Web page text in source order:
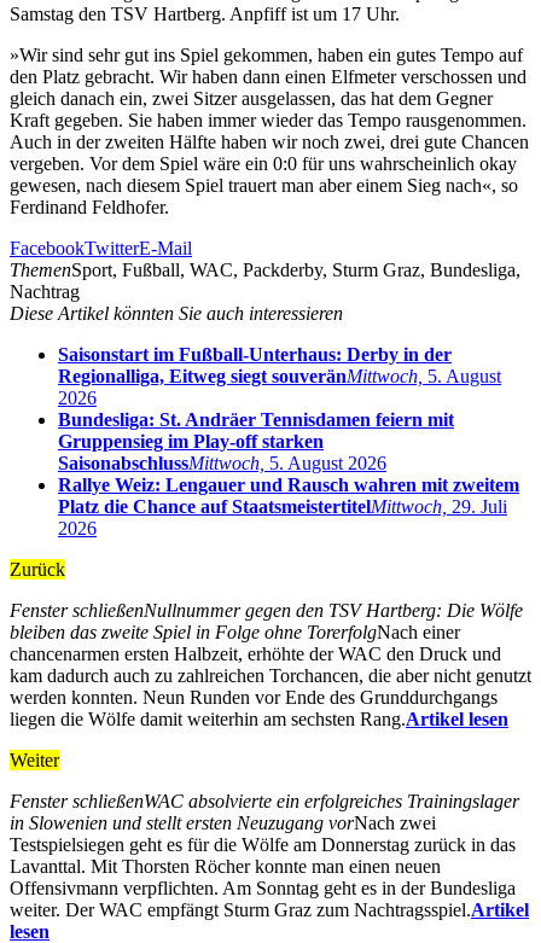
Samstag den TSV Hartberg. Anpfiff ist um 17 Uhr.
»Wir sind sehr gut ins Spiel gekommen, haben ein gutes Tempo auf
den Platz gebracht. Wir haben dann einen Elfmeter verschossen und
gleich danach ein, zwei Sitzer ausgelassen, das hat dem Gegner
Kraft gegeben. Sie haben immer wieder das Tempo rausgenommen.
Auch in der zweiten Hälfte haben wir noch zwei, drei gute Chancen
vergeben. Vor dem Spiel wäre ein 0:0 für uns wahrscheinlich okay
gewesen, nach diesem Spiel trauert man aber einem Sieg nach«, so
Ferdinand Feldhofer.
FacebookTwitterE-Mail
ThemenSport, Fußball, WAC, Packderby, Sturm Graz, Bundesliga,
Nachtrag
Diese Artikel könnten Sie auch interessieren
Saisonstart im Fußball-Unterhaus: Derby in der
Regionalliga, Eitweg siegt souveränMittwoch, 5. August
2026
Bundesliga: St. Andräer Tennisdamen feiern mit
Gruppensieg im Play-off starken
SaisonabschlussMittwoch, 5. August 2026
Rallye Weiz: Lengauer und Rausch wahren mit zweitem
Platz die Chance auf StaatsmeistertitelMittwoch, 29. Juli
2026
Zurück
Fenster schließenNullnummer gegen den TSV Hartberg: Die Wölfe
bleiben das zweite Spiel in Folge ohne TorerfolgNach einer
chancenarmen ersten Halbzeit, erhöhte der WAC den Druck und
kam dadurch auch zu zahlreichen Torchancen, die aber nicht genutzt
werden konnten. Neun Runden vor Ende des Grunddurchgangs
liegen die Wölfe damit weiterhin am sechsten Rang.Artikel lesen
Weiter
Fenster schließenWAC absolvierte ein erfolgreiches Trainingslager
in Slowenien und stellt ersten Neuzugang vorNach zwei
Testspielsiegen geht es für die Wölfe am Donnerstag zurück in das
Lavanttal. Mit Thorsten Röcher konnte man einen neuen
Offensivmann verpflichten. Am Sonntag geht es in der Bundesliga
weiter. Der WAC empfängt Sturm Graz zum Nachtragsspiel.Artikel
lesen